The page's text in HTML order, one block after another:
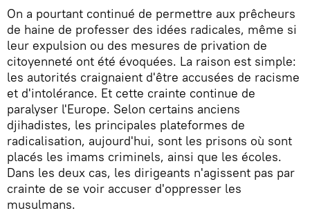
On a pourtant continué de permettre aux prêcheurs
de haine de professer des idées radicales, même si
leur expulsion ou des mesures de privation de
citoyenneté ont été évoquées. La raison est simple:
les autorités craignaient d'être accusées de racisme
et d'intolérance. Et cette crainte continue de
paralyser l'Europe. Selon certains anciens
djihadistes, les principales plateformes de
radicalisation, aujourd'hui, sont les prisons où sont
placés les imams criminels, ainsi que les écoles.
Dans les deux cas, les dirigeants n'agissent pas par
crainte de se voir accuser d'oppresser les
musulmans.